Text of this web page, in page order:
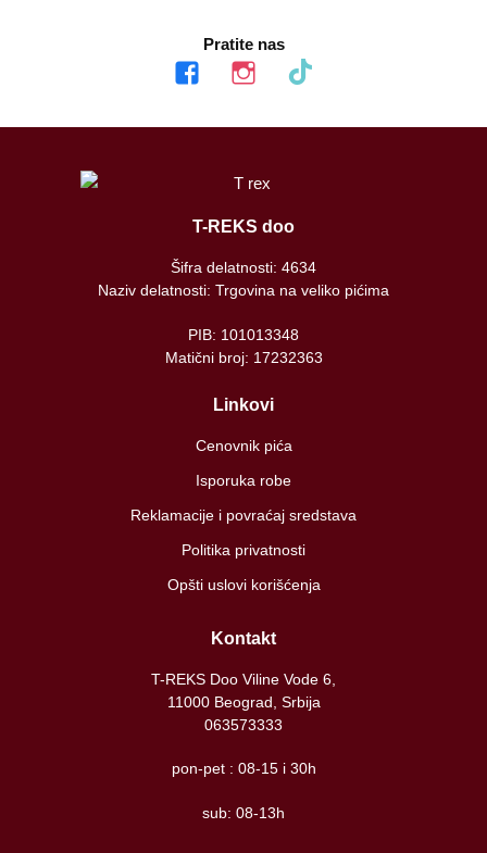
Pratite nas
facebook instagram tiktok
T-REKS doo
Šifra delatnosti: 4634
Naziv delatnosti: Trgovina na veliko pićima
PIB: 101013348
Matični broj: 17232363
Linkovi
Cenovnik pića
Isporuka robe
Reklamacije i povraćaj sredstava
Politika privatnosti
Opšti uslovi korišćenja
Kontakt
T-REKS Doo Viline Vode 6,
11000 Beograd, Srbija
063573333
pon-pet : 08-15 i 30h
sub: 08-13h